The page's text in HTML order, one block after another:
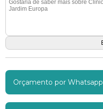
Orçamento por Whatsapp